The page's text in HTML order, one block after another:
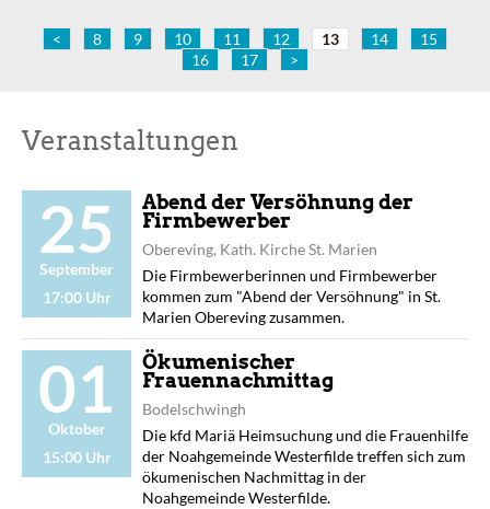
< 8 9 10 11 12 13 14
15
16
17 >
Veranstaltungen
25
September
17:00 Uhr
Abend der Versöhnung der
Firmbewerber
Obereving, Kath. Kirche St. Marien
Die Firmbewerberinnen und Firmbewerber
kommen zum "Abend der Versöhnung" in St.
Marien Obereving zusammen.
01
Oktober
15:00 Uhr
Ökumenischer
Frauennachmittag
Bodelschwingh
Die kfd Mariä Heimsuchung und die Frauenhilfe
der Noahgemeinde Westerfilde treffen sich zum
ökumenischen Nachmittag in der
Noahgemeinde Westerfilde.